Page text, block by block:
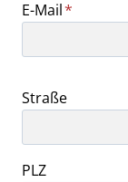
E-Mail*
Straße
PLZ